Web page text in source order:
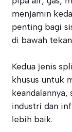
menjamin
penting bagi
di bawah
Kedua jenis
khusus untuk
industri dan
lebih baik.